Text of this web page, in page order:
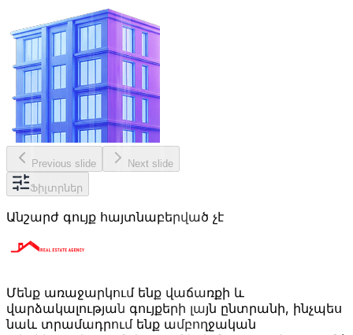
Previous slide Next slide
Ֆիլտրներ
Անշարժ գույք հայտնաբերված չէ
Մենք առաջարկում ենք վաճառքի և
վարձակալության գույքերի լայն ընտրանի, ինչպես
նաև տրամադրում ենք ամբողջական